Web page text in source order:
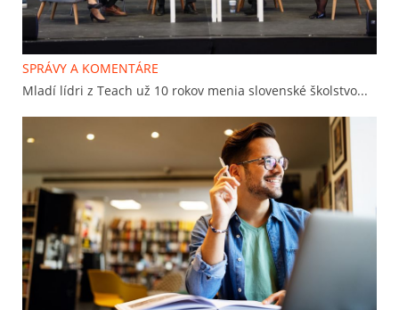
SPRÁVY A KOMENTÁRE
Mladí lídri z Teach už 10 rokov menia slovenské školstvo...